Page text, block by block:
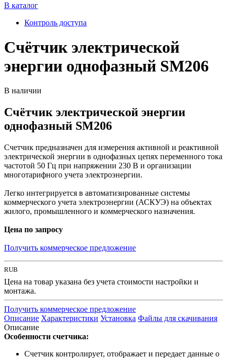
В каталог
Контроль доступа
Счётчик электрической
энергии однофазный SM206
В наличии
Счётчик электрической энергии
однофазный SM206
Счетчик предназначен для измерения активной и реактивной
электрической энергии в однофазных цепях переменного тока
частотой 50 Гц при напряжении 230 В и организации
многотарифного учета электроэнергии.
Легко интегрируется в автоматизированные системы
коммерческого учета электроэнергии (АСКУЭ) на объектах
жилого, промышленного и коммерческого назначения.
Цена по запросу
Получить коммерческое предложение
RUB
Цена на товар указана без учета стоимости настройки и
монтажа.
Получить коммерческое предложение
Описание Характеристики Установка Файлы для скачивания
Описание
Особенности счетчика:
Счетчик контролирует, отображает и передает данные о